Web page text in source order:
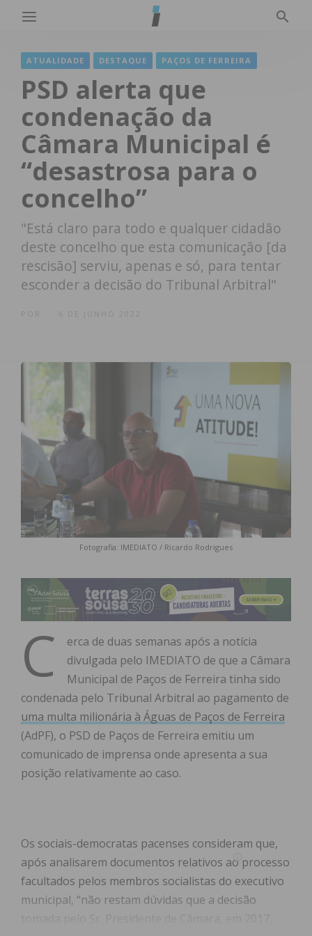
ATUALIDADE DESTAQUE PAÇOS DE FERREIRA
PSD alerta que
condenação da
Câmara Municipal é
“desastrosa para o
concelho”
"Está claro para todo e qualquer cidadão
deste concelho que esta comunicação [da
rescisão] serviu, apenas e só, para tentar
esconder a decisão do Tribunal Arbitral"
Fotografia: IMEDIATO / Ricardo Rodrigues
C
erca de duas semanas após a notícia
divulgada pelo IMEDIATO de que a Câmara
Municipal de Paços de Ferreira tinha sido
condenada pelo Tribunal Arbitral ao pagamento de
uma multa milionária à Águas de Paços de Ferreira
(AdPF), o PSD de Paços de Ferreira emitiu um
comunicado de imprensa onde apresenta a sua
posição relativamente ao caso.
Os sociais-democratas pacenses consideram que,
após analisarem documentos relativos ao processo
facultados pelos membros socialistas do executivo
municipal, “não restam dúvidas que a decisão